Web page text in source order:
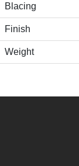
Blacing
Finish
Weight